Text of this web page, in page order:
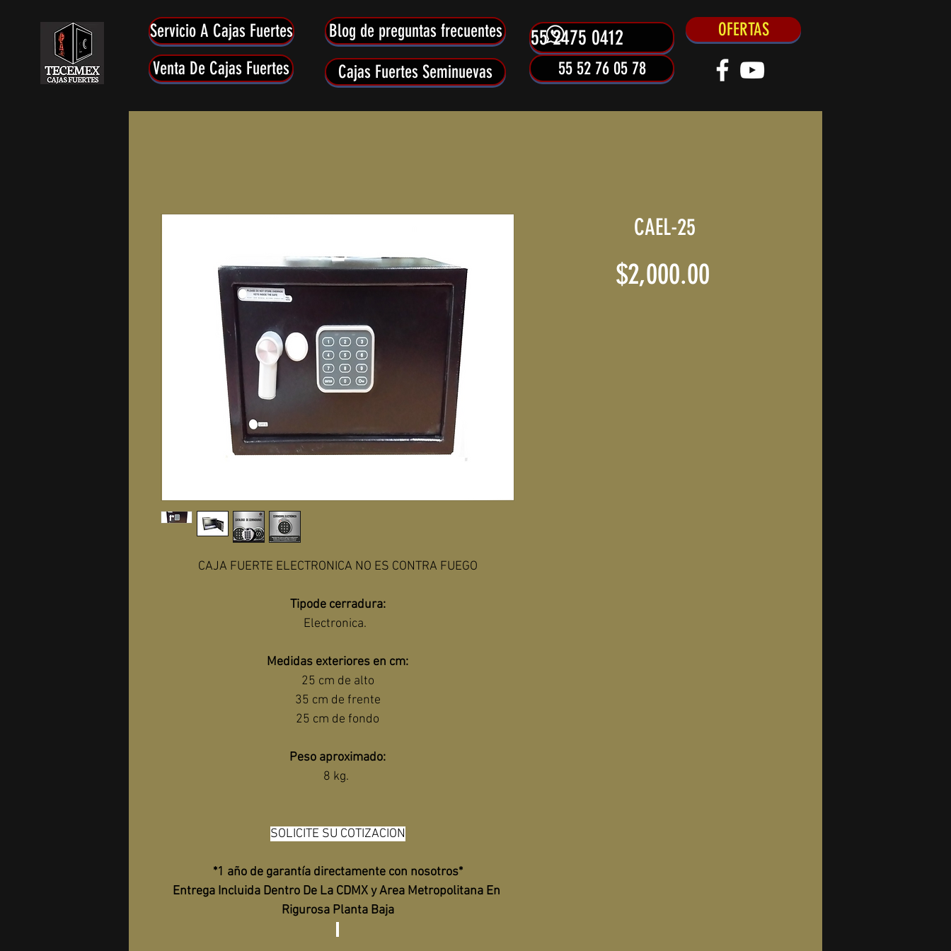
Servicio A Cajas Fuertes
Venta De Cajas Fuertes
Blog de preguntas frecuentes
Cajas Fuertes Seminuevas
55 2475 0412
55 52 76 05 78
OFERTAS
CAJA FUERTE ELECTRONICA NO ES CONTRA FUEGO
Tipode cerradura:
Electronica.
Medidas exteriores en cm:
25 cm de alto
35 cm de frente
25 cm de fondo
Peso aproximado:
8 kg.
SOLICITE SU COTIZACION
*1 año de garantía directamente con nosotros*
Entrega Incluida Dentro De La CDMX y Area Metropolitana En
Rigurosa Planta Baja
CAEL-25
$2,000.00